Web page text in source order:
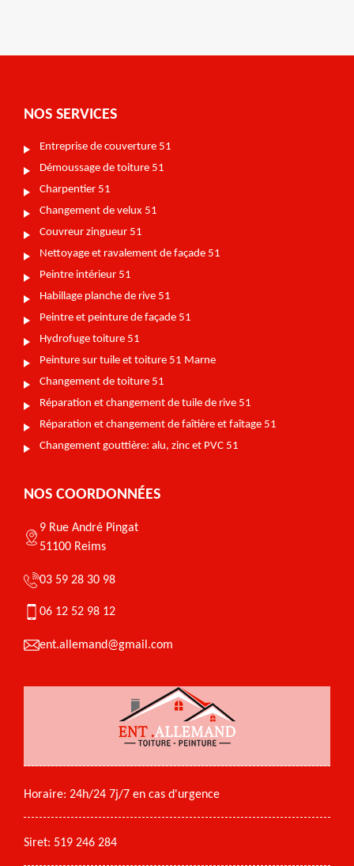
NOS SERVICES
Entreprise de couverture 51
Démoussage de toiture 51
Charpentier 51
Changement de velux 51
Couvreur zingueur 51
Nettoyage et ravalement de façade 51
Peintre intérieur 51
Habillage planche de rive 51
Peintre et peinture de façade 51
Hydrofuge toiture 51
Peinture sur tuile et toiture 51 Marne
Changement de toiture 51
Réparation et changement de tuile de rive 51
Réparation et changement de faîtière et faîtage 51
Changement gouttière: alu, zinc et PVC 51
NOS COORDONNÉES
9 Rue André Pingat
51100 Reims
03 59 28 30 98
06 12 52 98 12
ent.allemand@gmail.com
Horaire: 24h/24 7j/7 en cas d'urgence
Siret: 519 246 284